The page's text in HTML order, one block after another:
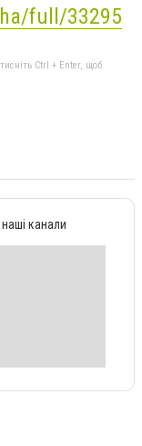
full/33295
Ctrl + Enter, щоб
канали